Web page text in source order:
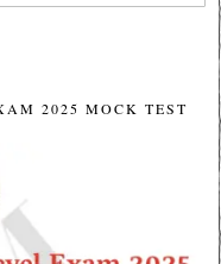
2025 MOCK TEST